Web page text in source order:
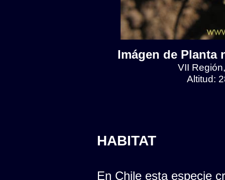
Imágen de Planta
VII
Altitud:
HABITAT
En Chile esta especie